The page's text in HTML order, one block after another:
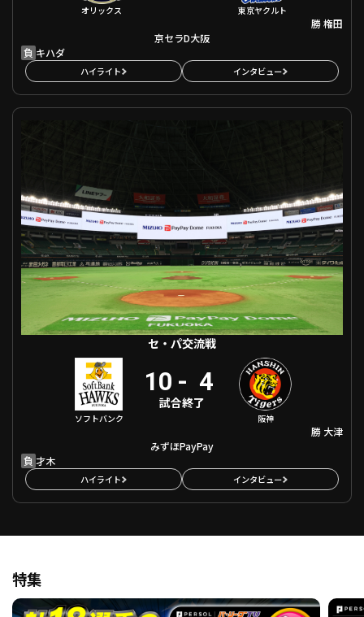
オリックス 東京ヤクルト
勝権田
京セラD大阪
負 キハダ
ハイライト インタビュー
セ・パ交流戦 福岡ソフトバンク VS 阪神
セ・パ交流戦
ソフトバンク
10 - 4
試合終了
阪神
勝 大津
みずほPayPay
負 才木
ハイライト インタビュー
特集